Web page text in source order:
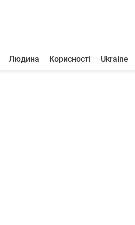
Людина Корисності Ukraine